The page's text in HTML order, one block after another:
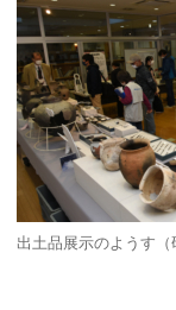
出土品展示のようす（